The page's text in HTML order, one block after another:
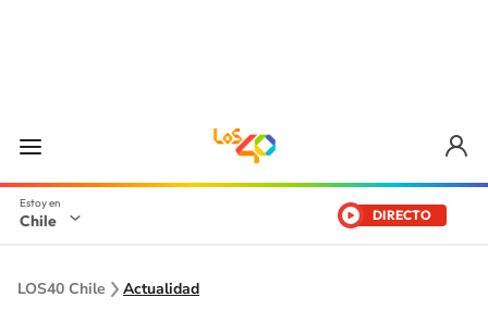
Chile DIRECTO
LOS40 Chile Actualidad